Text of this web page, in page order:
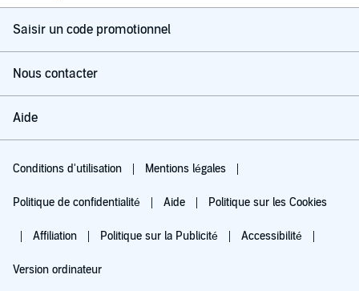
Saisir un code promotionnel
Nous contacter
Aide
Conditions d'utilisation Mentions légales
Politique de confidentialité Aide Politique sur les Cookies
Affiliation Politique sur la Publicité Accessibilité
Version ordinateur